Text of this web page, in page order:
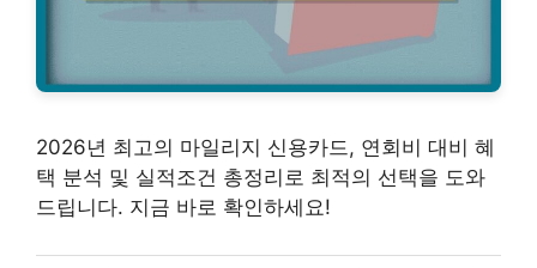
2026년 최고의 마일리지 신용카드, 연회비 대비 혜
택 분석 및 실적조건 총정리로 최적의 선택을 도와
드립니다. 지금 바로 확인하세요!